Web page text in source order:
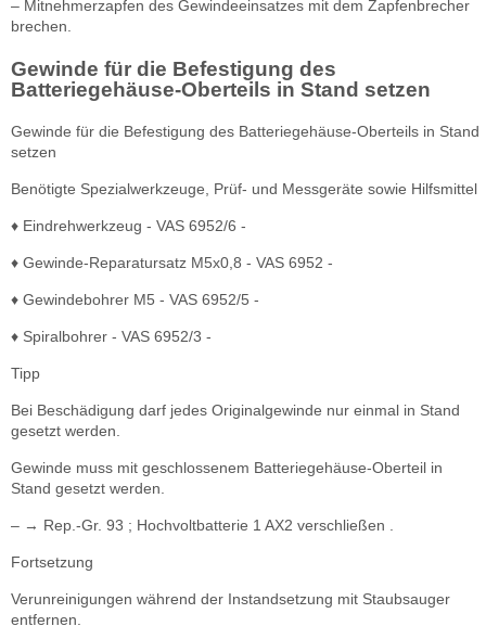
– Mitnehmerzapfen des Gewindeeinsatzes mit dem Zapfenbrecher
brechen.
Gewinde für die Befestigung des
Batteriegehäuse-Oberteils in Stand setzen
Gewinde für die Befestigung des Batteriegehäuse-Oberteils in Stand
setzen
Benötigte Spezialwerkzeuge, Prüf- und Messgeräte sowie Hilfsmittel
♦ Eindrehwerkzeug - VAS 6952/6 -
♦ Gewinde-Reparatursatz M5x0,8 - VAS 6952 -
♦ Gewindebohrer M5 - VAS 6952/5 -
♦ Spiralbohrer - VAS 6952/3 -
Tipp
Bei Beschädigung darf jedes Originalgewinde nur einmal in Stand
gesetzt werden.
Gewinde muss mit geschlossenem Batteriegehäuse-Oberteil in
Stand gesetzt werden.
– → Rep.-Gr. 93 ; Hochvoltbatterie 1 AX2 verschließen .
Fortsetzung
Verunreinigungen während der Instandsetzung mit Staubsauger
entfernen.